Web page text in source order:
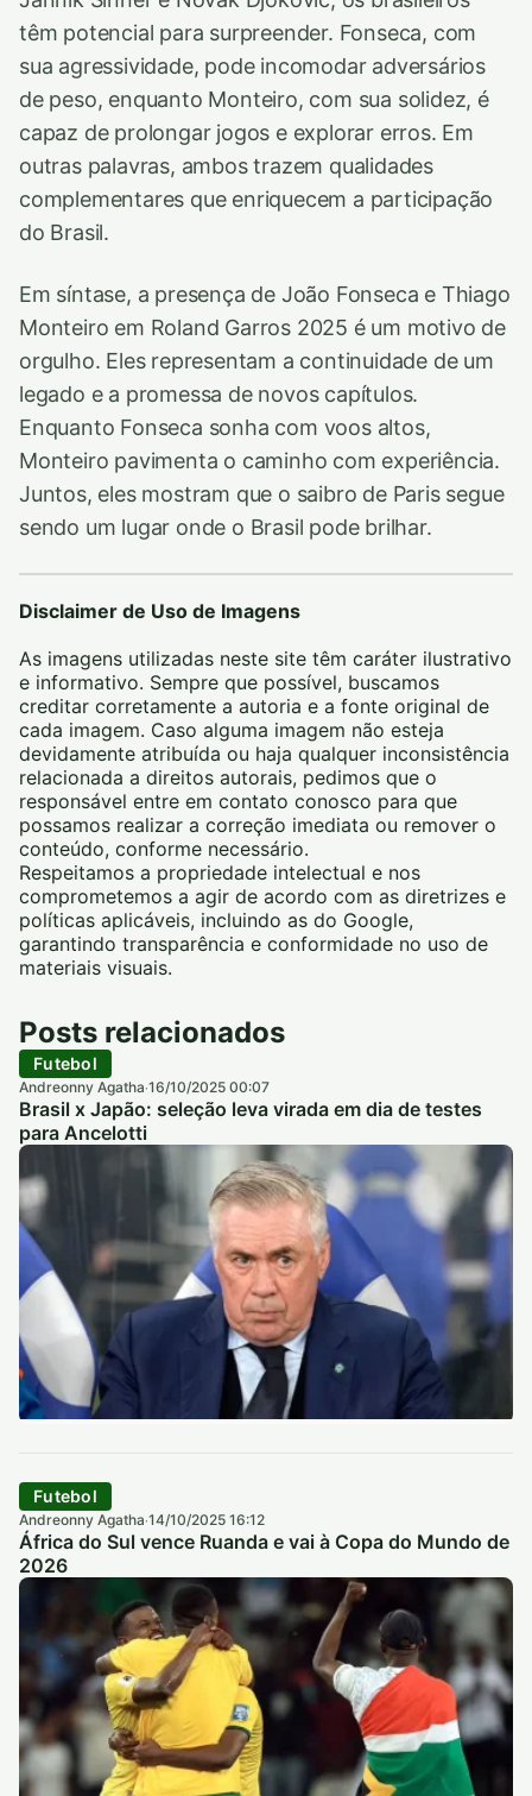
têm potencial para surpreender. Fonseca, com
sua agressividade, pode incomodar adversários
de peso, enquanto Monteiro, com sua solidez, é
capaz de prolongar jogos e explorar erros. Em
outras palavras, ambos trazem qualidades
complementares que enriquecem a participação
do Brasil.
Em síntase, a presença de João Fonseca e Thiago
Monteiro em Roland Garros 2025 é um motivo de
orgulho. Eles representam a continuidade de um
legado e a promessa de novos capítulos.
Enquanto Fonseca sonha com voos altos,
Monteiro pavimenta o caminho com experiência.
Juntos, eles mostram que o saibro de Paris segue
sendo um lugar onde o Brasil pode brilhar.
Disclaimer de Uso de Imagens
As imagens utilizadas neste site têm caráter ilustrativo
e informativo. Sempre que possível, buscamos
creditar corretamente a autoria e a fonte original de
cada imagem. Caso alguma imagem não esteja
devidamente atribuída ou haja qualquer inconsistência
relacionada a direitos autorais, pedimos que o
responsável entre em contato conosco para que
possamos realizar a correção imediata ou remover o
conteúdo, conforme necessário.
Respeitamos a propriedade intelectual e nos
comprometemos a agir de acordo com as diretrizes e
políticas aplicáveis, incluindo as do Google,
garantindo transparência e conformidade no uso de
materiais visuais.
Posts relacionados
Futebol
Andreonny Agatha·16/10/2025 00:07
Brasil x Japão: seleção leva virada em dia de testes
para Ancelotti
Futebol
Andreonny Agatha·14/10/2025 16:12
África do Sul vence Ruanda e vai à Copa do Mundo de
2026